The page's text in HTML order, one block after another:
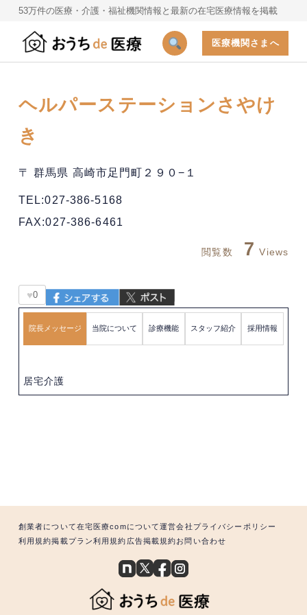
53万件の医療・介護・福祉機関情報と最新の在宅医療情報を掲載
医療機関さまへ
ヘルパーステーションさやけ
き
〒 群馬県 高崎市足門町２９０−１
TEL:027-386-5168
FAX:027-386-6461
閲覧数 7 Views
♥0
院長メッセージ 当院について 診療機能 スタッフ紹介 採用情報
居宅介護
創業者について在宅医療comについて運営会社 プライバシーポリシー
利用規約掲載プラン利用規約 広告掲載規約お問い合わせ